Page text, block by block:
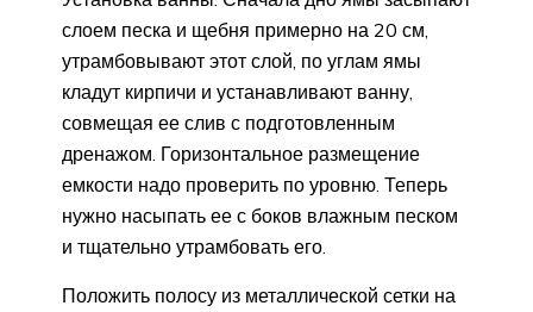
слоем песка и щебня примерно на 20 см,
утрамбовывают этот слой, по углам ямы
кладут кирпичи и устанавливают ванну,
совмещая ее слив с подготовленным
дренажом. Горизонтальное размещение
емкости надо проверить по уровню. Теперь
нужно насыпать ее с боков влажным песком
и тщательно утрамбовать его.
Положить полосу из металлической сетки на